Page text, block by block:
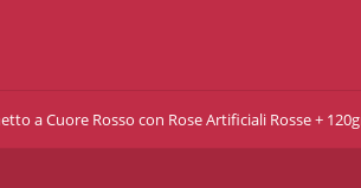
a Cuore Rosso con Rose Artificiali Rosse +